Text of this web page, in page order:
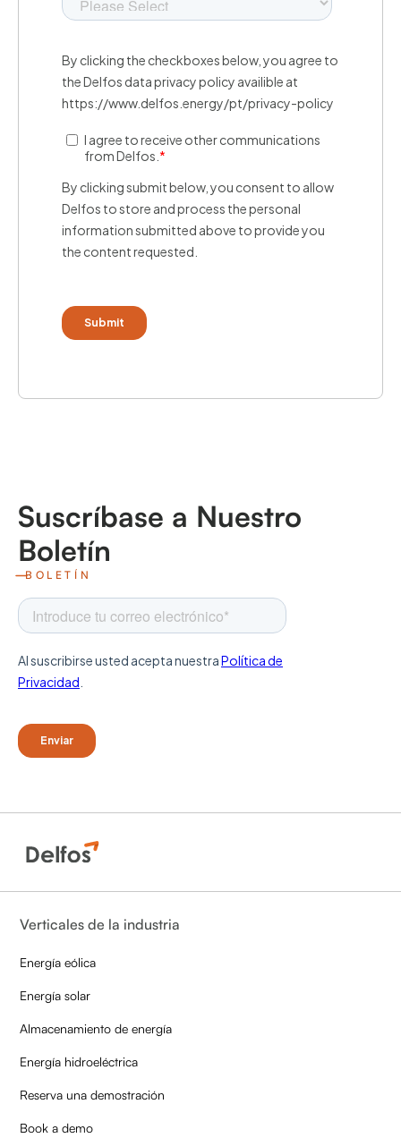
Suscríbase a Nuestro
Boletín
BOLETÍN
Verticales de la industria
Energía eólica
Energía solar
Almacenamiento de energía
Energía hidroeléctrica
Reserva una demostración
Book a demo